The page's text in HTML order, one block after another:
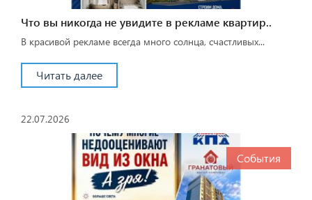
Что вы никогда не увидите в рекламе квартир..
В красивой рекламе всегда много солнца, счастливых...
Читать далее
22.07.2026
События